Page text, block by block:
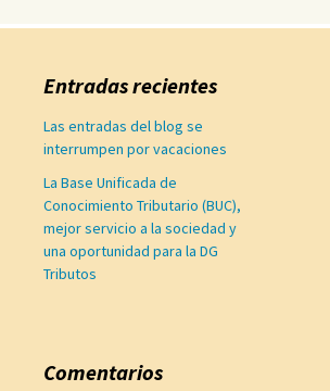
Entradas recientes
Las entradas del blog se
interrumpen por vacaciones
La Base Unificada de
Conocimiento Tributario (BUC),
mejor servicio a la sociedad y
una oportunidad para la DG
Tributos
Comentarios